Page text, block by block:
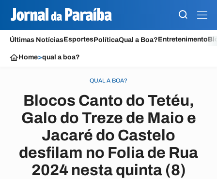
Últimas NotíciasEsportesPolíticaQual a Boa?Entretenimento
Home>qual a boa?
QUAL A BOA?
Blocos Canto do Tetéu,
Galo do Treze de Maio e
Jacaré do Castelo
desfilam no Folia de Rua
2024 nesta quinta (8)